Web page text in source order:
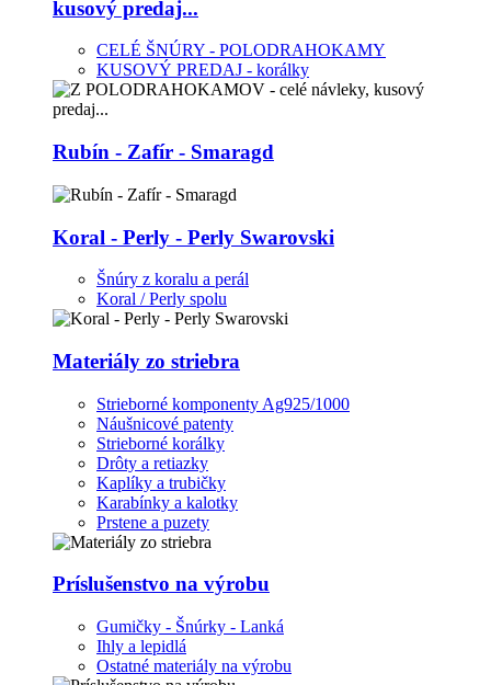
kusový predaj...
CELÉ ŠNÚRY - POLODRAHOKAMY
KUSOVÝ PREDAJ - korálky
Rubín - Zafír - Smaragd
Koral - Perly - Perly Swarovski
Šnúry z koralu a perál
Koral / Perly spolu
Materiály zo striebra
Strieborné komponenty Ag925/1000
Náušnicové patenty
Strieborné korálky
Drôty a retiazky
Kaplíky a trubičky
Karabínky a kalotky
Prstene a puzety
Príslušenstvo na výrobu
Gumičky - Šnúrky - Lanká
Ihly a lepidlá
Ostatné materiály na výrobu